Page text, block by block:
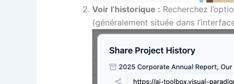
Voir l’historique : Recherchez
(généralement située dans